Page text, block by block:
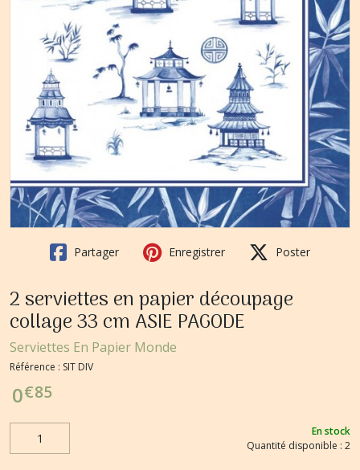
Partager Enregistrer Poster
2 serviettes en papier découpage
collage 33 cm ASIE PAGODE
Serviettes En Papier Monde
Référence : SIT DIV
0€85
En stock
Quantité disponible : 2